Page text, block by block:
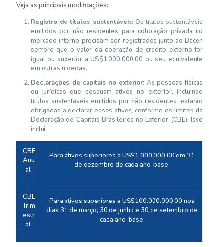
Veja as principais modificações:
Registro de títulos sustentáveis: Os títulos sustentáveis
emitidos por não residentes para colocação privada no
mercado interno precisam ser registrados junto ao Bacen
sempre que o valor da operação de crédito externo for
igual ou superior a US$1.000.000,00 ou seu equivalente
em outras moedas.
Declarações de capitais no exterior: As pessoas físicas
ou jurídicas que possuam ativos no exterior, incluindo
títulos sustentáveis emitidos por não residentes, estarão
obrigadas a declarar esses ativos, conforme os limites da
Declaração de Capitais Brasileiros no Exterior (CBE). Isso
inclui:
CBE
Anu
al
Para ativos superiores a US$1.000.000,00 em 31
de dezembro de cada ano-base
CBE
Trim
estr
al
Para ativos superiores a US$100.000.000,00 nos
dias 31 de março, 30 de junho e 30 de setembro de
cada ano-base